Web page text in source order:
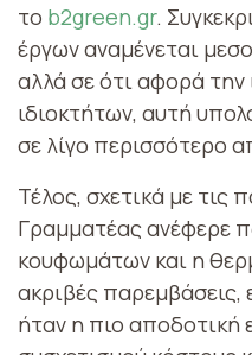
το b2green.gr.
έργων αναμένεται
αλλά σε ότι αφορά την
ιδιοκτήτων, αυτή
σε λίγο περισσότερο
Τέλος, σχετικά με τις
Γραμματέας ανέφερε
κουφωμάτων και η
ακριβές
ήταν η πιο αποδοτική